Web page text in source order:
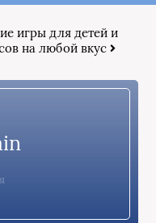
игры для детей и
на любой вкус